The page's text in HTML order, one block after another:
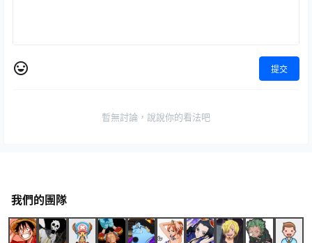
提交
暫無討論，說說你的看法吧
我們的團隊